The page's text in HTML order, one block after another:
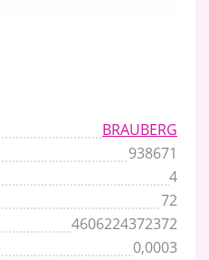
BRAUBERG
938671
4
72
4606224372372
0,0003